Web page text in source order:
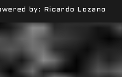
by: Ricardo Lozano